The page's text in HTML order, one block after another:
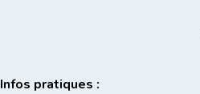
Infos pratiques :